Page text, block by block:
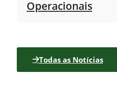
Operacionais
Todas as Notícias